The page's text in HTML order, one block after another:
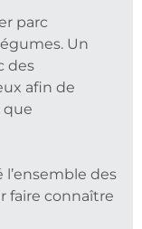
parc
Un
des
afin de
que
l’ensemble des
faire connaître